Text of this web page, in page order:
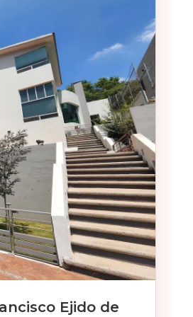
Ejido de